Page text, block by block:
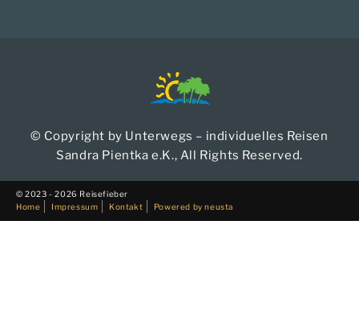
© Copyright by Unterwegs – individuelles Reisen
Sandra Pientka e.K., All Rights Reserved.
© 2023 - 2026 Reisefieber
Home
Impressum Kontakt Powered by neusta